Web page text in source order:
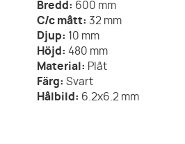
Bredd: 600 mm
C/c mått: 32 mm
Djup: 10 mm
Höjd: 480 mm
Material: Plåt
Färg: Svart
Hålbild: 6.2x6.2 mm